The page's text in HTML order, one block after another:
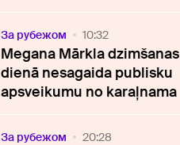
За рубежом 10:32
Megana Mārkla dzimšanas
dienā nesagaida publisku
apsveikumu no karaļnama
За рубежом 20:28